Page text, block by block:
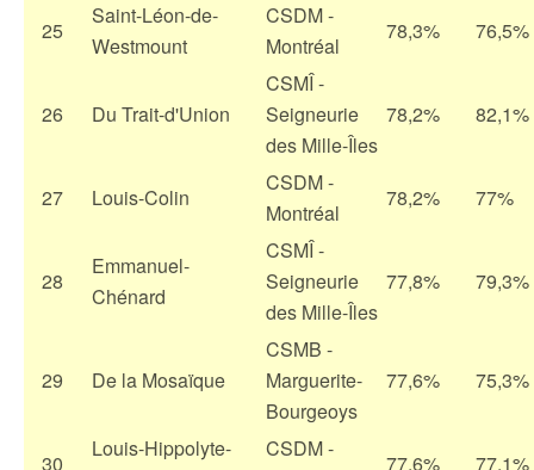
25
Saint-Léon-de-
Westmount
CSDM -
Montréal
78,3% 76,5%
26 Du Trait-d'Union
CSMÎ -
Seigneurie
des Mille-Îles
78,2% 82,1%
27 Louis-Colin
CSDM -
Montréal
78,2% 77%
28
Emmanuel-
Chénard
CSMÎ -
Seigneurie
des Mille-Îles
77,8% 79,3%
29 De la Mosaïque
CSMB -
Marguerite-
Bourgeoys
77,6% 75,3%
30
Louis-Hippolyte-
CSDM -
77,6% 77,1%